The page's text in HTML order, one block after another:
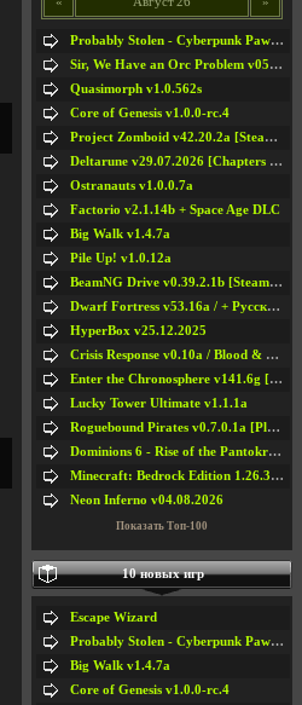
Probably Stolen - Cyberpunk Pawnshop Simulator v048c [Playtest]
Sir, We Have an Orc Problem v05.08.2026
Quasimorph v1.0.562s
Core of Genesis v1.0.0-rc.4
Project Zomboid v42.20.2a [Steam Early Access]
Deltarune v29.07.2026 [Chapters 1-5] / + RUS [Chapters 1-5]
Ostranauts v1.0.0.7a
Factorio v2.1.14b + Space Age DLC
Big Walk v1.4.7a
Pile Up! v1.0.12a
BeamNG Drive v0.39.2.1b [Steam Early Access]
Dwarf Fortress v53.16a / + Русская Версия v50.12a
HyperBox v25.12.2025
Crisis Response v0.10a / Blood & Bullet
Enter the Chronosphere v141.6g [Steam Early Access]
Lucky Tower Ultimate v1.1.1a
Roguebound Pirates v0.7.0.1a [Playtest]
Dominions 6 - Rise of the Pantokrator v6.35a
Minecraft: Bedrock Edition 1.26.33.1a / + TLauncher v2.89
Neon Inferno v04.08.2026
Показать Топ-100
10 новых игр
Escape Wizard
Probably Stolen - Cyberpunk Pawnshop Simulator v048c [Playtest]
Big Walk v1.4.7a
Core of Genesis v1.0.0-rc.4